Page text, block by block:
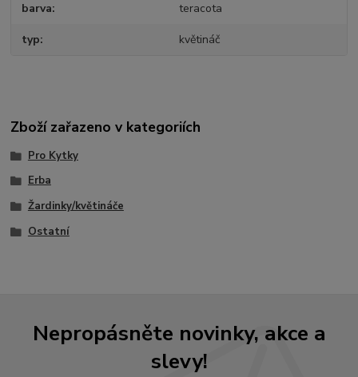
barva teracota
typ květináč
Zboží zařazeno v kategoriích
Pro Kytky
Erba
Žardinky/květináče
Ostatní
Nepropásněte novinky, akce a
slevy!